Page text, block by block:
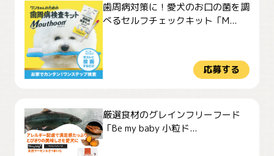
歯周病対策に！愛犬のお口の菌を調
べるセルフチェックキット「M...
応募する
厳選食材のグレインフリーフード
「Be my baby 小粒ド...